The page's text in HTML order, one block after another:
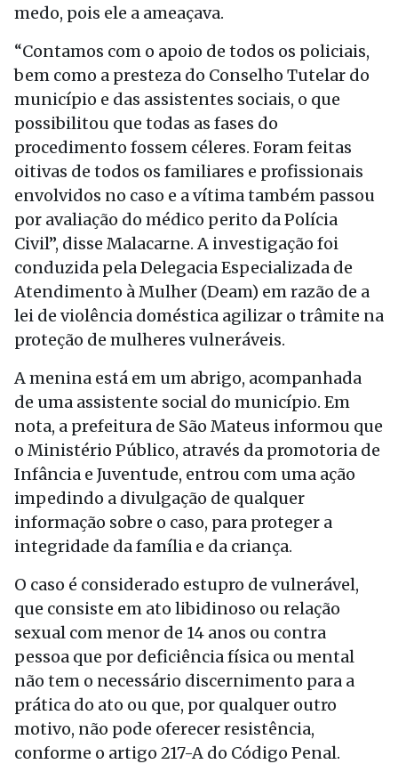
medo, pois ele a ameaçava.
“Contamos com o apoio de todos os policiais,
bem como a presteza do Conselho Tutelar do
município e das assistentes sociais, o que
possibilitou que todas as fases do
procedimento fossem céleres. Foram feitas
oitivas de todos os familiares e profissionais
envolvidos no caso e a vítima também passou
por avaliação do médico perito da Polícia
Civil”, disse Malacarne. A investigação foi
conduzida pela Delegacia Especializada de
Atendimento à Mulher (Deam) em razão de a
lei de violência doméstica agilizar o trâmite na
proteção de mulheres vulneráveis.
A menina está em um abrigo, acompanhada
de uma assistente social do município. Em
nota, a prefeitura de São Mateus informou que
o Ministério Público, através da promotoria de
Infância e Juventude, entrou com uma ação
impedindo a divulgação de qualquer
informação sobre o caso, para proteger a
integridade da família e da criança.
O caso é considerado estupro de vulnerável,
que consiste em ato libidinoso ou relação
sexual com menor de 14 anos ou contra
pessoa que por deficiência física ou mental
não tem o necessário discernimento para a
prática do ato ou que, por qualquer outro
motivo, não pode oferecer resistência,
conforme o artigo 217-A do Código Penal.